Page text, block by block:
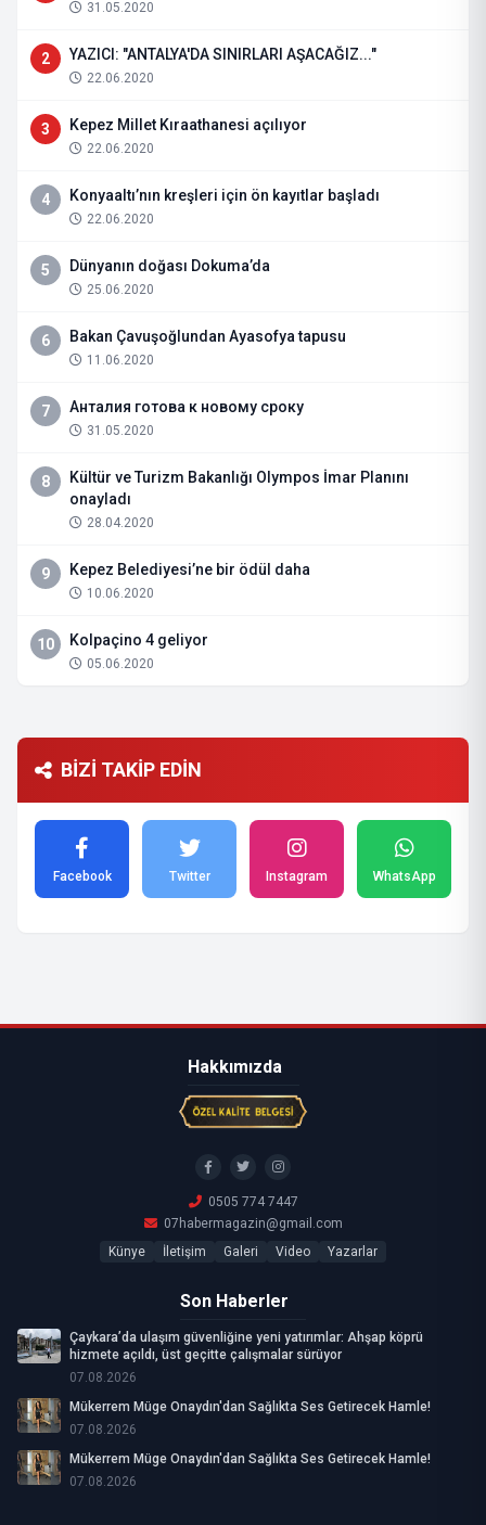
31.05.2020
2 YAZICI: "ANTALYA'DA SINIRLARI AŞACAĞIZ..."
22.06.2020
3 Kepez Millet Kıraathanesi açılıyor
22.06.2020
4 Konyaaltı’nın kreşleri için ön kayıtlar başladı
22.06.2020
5 Dünyanın doğası Dokuma’da
25.06.2020
6 Bakan Çavuşoğlundan Ayasofya tapusu
11.06.2020
7 Анталия готова к новому сроку
31.05.2020
8
Kültür ve Turizm Bakanlığı Olympos İmar Planını
onayladı
28.04.2020
9 Kepez Belediyesi’ne bir ödül daha
10.06.2020
10 Kolpaçino 4 geliyor
05.06.2020
BİZİ TAKİP EDİN
Facebook Twitter Instagram WhatsApp
Hakkımızda
0505 774 7447
07habermagazin@gmail.com
Künye
İletişim Galeri Video Yazarlar
Son Haberler
Çaykara’da ulaşım güvenliğine yeni yatırımlar: Ahşap köprü
hizmete açıldı, üst geçitte çalışmalar sürüyor
07.08.2026
Mükerrem Müge Onaydın'dan Sağlıkta Ses Getirecek Hamle!
07.08.2026
Mükerrem Müge Onaydın'dan Sağlıkta Ses Getirecek Hamle!
07.08.2026